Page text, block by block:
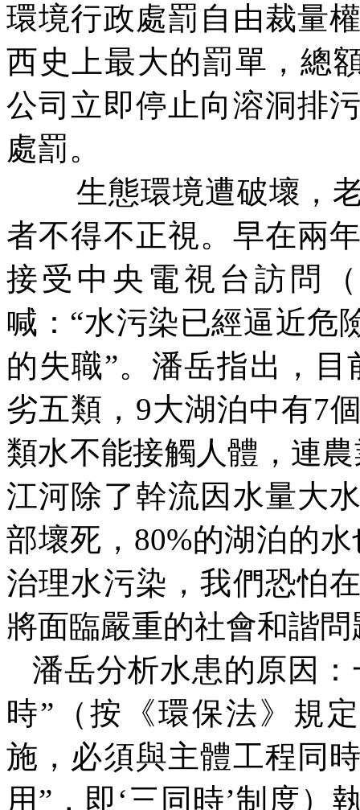
環境行政處罰自由裁量
西史上最大的罰單，總
公司立即停止向溶洞排
處罰。
生態環境遭破壞，
者不得不正視。早在兩
接受中央電視台訪問（
喊：“水污染已經逼近危
的失職”。潘岳指出，目
劣五類， 9大湖泊中有7
類水不能接觸人體，連
江河除了幹流因水量大
部壞死， 80%的湖泊的
治理水污染，我們恐怕
將面臨嚴重的社會和諧問
潘岳分析水患的原因
時”（按《環保法》規
施，必須與主體工程同
用”，即‘三同時’制度）